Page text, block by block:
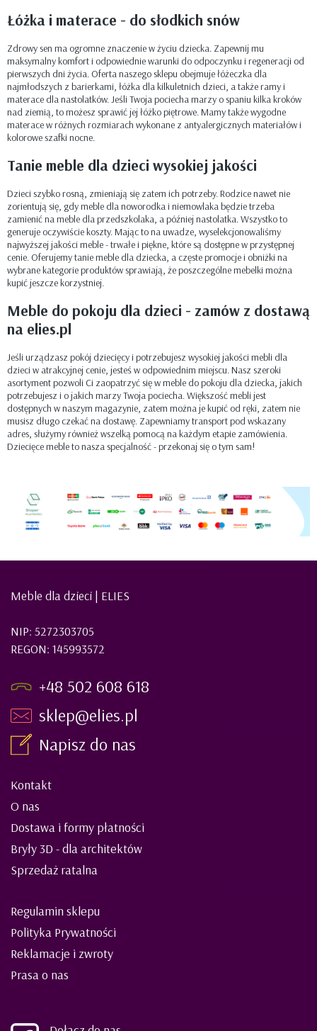
Łóżka i materace - do słodkich snów
Zdrowy sen ma ogromne znaczenie w życiu dziecka. Zapewnij mu
maksymalny komfort i odpowiednie warunki do odpoczynku i regeneracji od
pierwszych dni życia. Oferta naszego sklepu obejmuje łóżeczka dla
najmłodszych z barierkami, łóżka dla kilkuletnich dzieci, a także ramy i
materace dla nastolatków. Jeśli Twoja pociecha marzy o spaniu kilka kroków
nad ziemią, to możesz sprawić jej łóżko piętrowe. Mamy także wygodne
materace w różnych rozmiarach wykonane z antyalergicznych materiałów i
kolorowe szafki nocne.
Tanie meble dla dzieci wysokiej jakości
Dzieci szybko rosną, zmieniają się zatem ich potrzeby. Rodzice nawet nie
zorientują się, gdy meble dla noworodka i niemowlaka będzie trzeba
zamienić na meble dla przedszkolaka, a później nastolatka. Wszystko to
generuje oczywiście koszty. Mając to na uwadze, wyselekcjonowaliśmy
najwyższej jakości meble - trwałe i piękne, które są dostępne w przystępnej
cenie. Oferujemy tanie meble dla dziecka, a częste promocje i obniżki na
wybrane kategorie produktów sprawiają, że poszczególne mebelki można
kupić jeszcze korzystniej.
Meble do pokoju dla dzieci - zamów z dostawą
na elies.pl
Jeśli urządzasz pokój dziecięcy i potrzebujesz wysokiej jakości mebli dla
dzieci w atrakcyjnej cenie, jesteś w odpowiednim miejscu. Nasz szeroki
asortyment pozwoli Ci zaopatrzyć się w meble do pokoju dla dziecka, jakich
potrzebujesz i o jakich marzy Twoja pociecha. Większość mebli jest
dostępnych w naszym magazynie, zatem można je kupić od ręki, zatem nie
musisz długo czekać na dostawę. Zapewniamy transport pod wskazany
adres, służymy również wszelką pomocą na każdym etapie zamówienia.
Dziecięce meble to nasza specjalność - przekonaj się o tym sam!
Meble dla dzieci | ELIES
NIP: 5272303705
REGON: 145993572
+48 502 608 618
sklep@elies.pl
Napisz do nas
Kontakt
O nas
Dostawa i formy płatności
Bryły 3D - dla architektów
Sprzedaż ratalna
Regulamin sklepu
Polityka Prywatności
Reklamacje i zwroty
Prasa o nas